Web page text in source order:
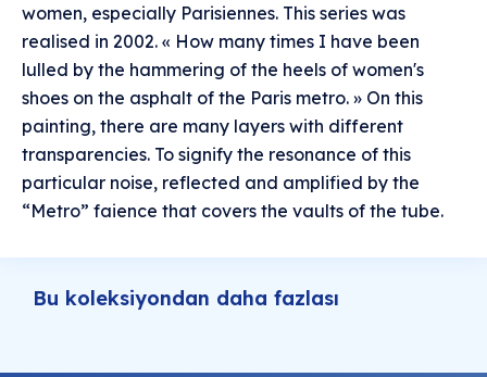
women, especially Parisiennes. This series was
realised in 2002. « How many times I have been
lulled by the hammering of the heels of women's
shoes on the asphalt of the Paris metro. » On this
painting, there are many layers with different
transparencies. To signify the resonance of this
particular noise, reflected and amplified by the
“Metro” faience that covers the vaults of the tube.
Bu koleksiyondan daha fazlası